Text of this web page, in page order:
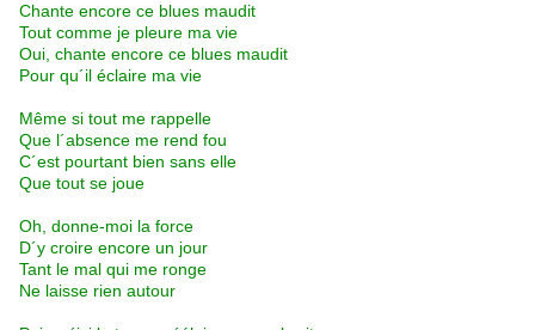
Chante encore ce blues maudit
Tout comme je pleure ma vie
Oui, chante encore ce blues maudit
Pour qu´il éclaire ma vie
Même si tout me rappelle
Que l´absence me rend fou
C´est pourtant bien sans elle
Que tout se joue
Oh, donne-moi la force
D´y croire encore un jour
Tant le mal qui me ronge
Ne laisse rien autour